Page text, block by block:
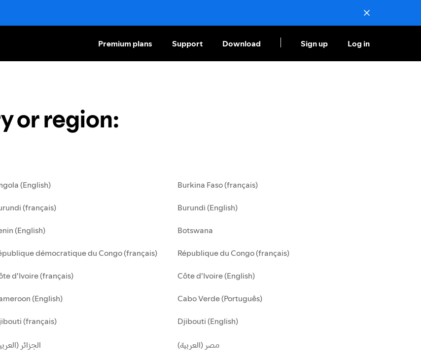
Premium plans Support Download Sign up Log in
or region:
(English) Burkina Faso (français)
(français) Burundi (English)
(English) Botswana
démocratique du Congo (français) République du Congo (français)
d'Ivoire (français) Côte d'Ivoire (English)
(English) Cabo Verde (Português)
(français) Djibouti (English)
الجزائر مصر (العربية)